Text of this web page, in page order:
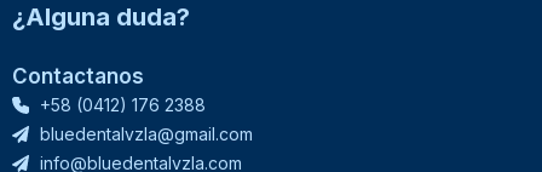
¿Alguna duda?
Contactanos
+58 (0412) 176 2388
bluedentalvzla@gmail.com
info@bluedentalvzla.com